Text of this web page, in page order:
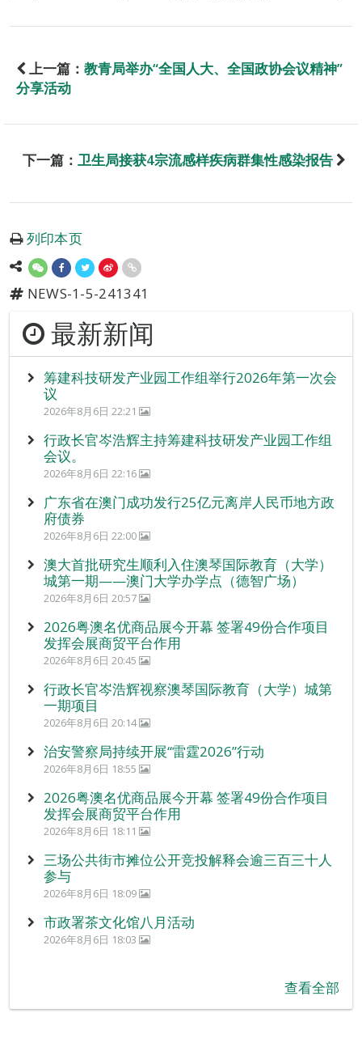
上一篇： 教青局举办“全国人大、全国政协会议精神”
分享活动
下一篇： 卫生局接获4宗流感样疾病群集性感染报告
列印本页
NEWS-1-5-241341
最新新闻
筹建科技研发产业园工作组举行2026年第一次会
议
2026年8月6日 22:21
行政长官岑浩辉主持筹建科技研发产业园工作组
会议。
2026年8月6日 22:16
广东省在澳门成功发行25亿元离岸人民币地方政
府债券
2026年8月6日 22:00
澳大首批研究生顺利入住澳琴国际教育（大学）
城第一期——澳门大学办学点（德智广场）
2026年8月6日 20:57
2026粤澳名优商品展今开幕 签署49份合作项目
发挥会展商贸平台作用
2026年8月6日 20:45
行政长官岑浩辉视察澳琴国际教育（大学）城第
一期项目
2026年8月6日 20:14
治安警察局持续开展“雷霆2026”行动
2026年8月6日 18:55
2026粤澳名优商品展今开幕 签署49份合作项目
发挥会展商贸平台作用
2026年8月6日 18:11
三场公共街市摊位公开竞投解释会逾三百三十人
参与
2026年8月6日 18:09
市政署茶文化馆八月活动
2026年8月6日 18:03
查看全部